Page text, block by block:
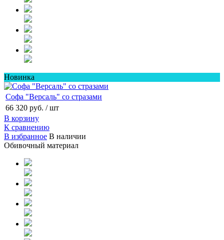
Новинка
Софа "Версаль" со стразами
66 320 руб. / шт
В корзину
К сравнению
В избранное В наличии
Обивочный материал